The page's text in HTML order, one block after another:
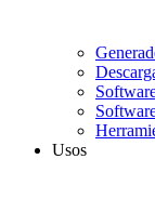
Usos